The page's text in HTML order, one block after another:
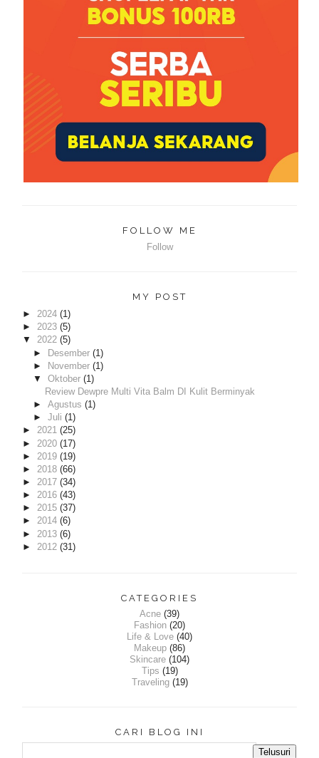
FOLLOW ME
Follow
MY POST
►2024(1)
►2023(5)
▼2022(5)
►
Desember(1)
►
November(1)
▼Oktober(1)
Review Dewpre Multi Vita Balm DI Kulit Berminyak
►Agustus(1)
►Juli(1)
►2021(25)
► 2020(17)
► 2019(19)
►2018(66)
►2017(34)
►2016(43)
►2015(37)
►2014(6)
► 2013(6)
► 2012(31)
CATEGORIES
Acne (39)
Fashion (20)
Life & Love (40)
Makeup (86)
Skincare (104)
Tips (19)
Traveling (19)
CARI BLOG INI